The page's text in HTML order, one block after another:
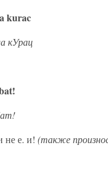
kurac
кУрац
не е. и! (также